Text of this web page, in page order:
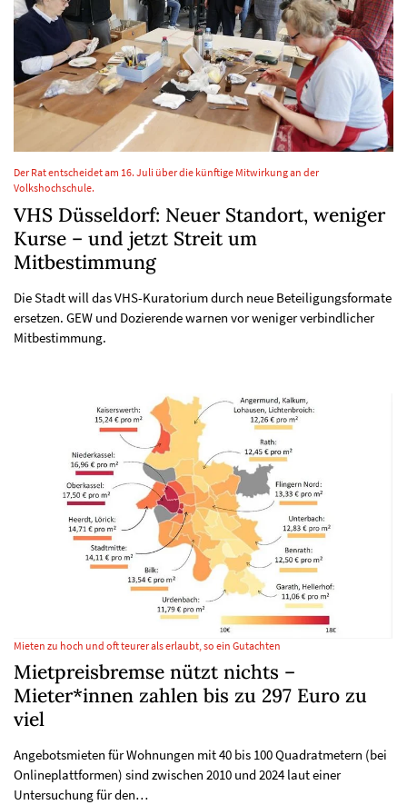
Der Rat entscheidet am 16. Juli über die künftige Mitwirkung an der
Volkshochschule.
VHS Düsseldorf: Neuer Standort, weniger
Kurse – und jetzt Streit um
Mitbestimmung
Die Stadt will das VHS-Kuratorium durch neue Beteiligungsformate
ersetzen. GEW und Dozierende warnen vor weniger verbindlicher
Mitbestimmung.
Mieten zu hoch und oft teurer als erlaubt, so ein Gutachten
Mietpreisbremse nützt nichts –
Mieter*innen zahlen bis zu 297 Euro zu
viel
Angebotsmieten für Wohnungen mit 40 bis 100 Quadratmetern (bei
Onlineplattformen) sind zwischen 2010 und 2024 laut einer
Untersuchung für den…